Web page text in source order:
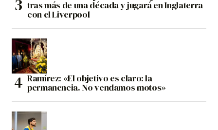
tras más de una década y jugará en Inglaterra
con el Liverpool
Ramírez: «El objetivo es claro: la
permanencia. No vendamos motos»